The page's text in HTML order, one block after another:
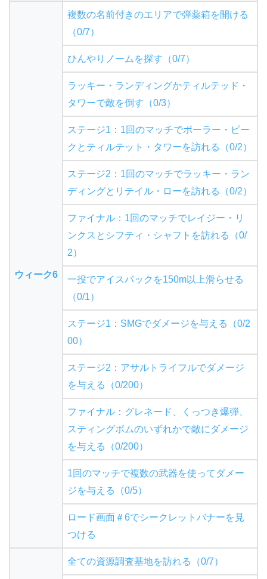
ウィーク6
複数の名前付きのエリアで弾薬箱を開ける
（0/7）
ひんやりノームを探す（0/7）
ラッキー・ランディングかティルテッド・
タワーで敵を倒す（0/3）
ステージ1：1回のマッチでポーラー・ピー
クとティルテット・タワーを訪れる（0/2）
ステージ2：1回のマッチでラッキー・ラン
ディングとリテイル・ローを訪れる（0/2）
ファイナル：1回のマッチでレイジー・リ
ンクスとシフティ・シャフトを訪れる（0/
2）
一投でアイスパックを150m以上滑らせる
（0/1）
ステージ1：SMGでダメージを与える（0/2
00）
ステージ2：アサルトライフルでダメージ
を与える（0/200）
ファイナル：グレネード、くっつき爆弾、
スティングボムのいずれかで敵にダメージ
を与える（0/200）
1回のマッチで複数の武器を使ってダメー
ジを与える（0/5）
ロード画面＃6でシークレットバナーを見
つける
全ての資源調査基地を訪れる（0/7）